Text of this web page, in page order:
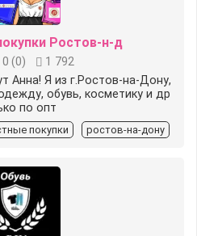
Ростов-н-д
0 (0)
1 792
Анна! Я из г.Ростов-на-Дону,
обувь, косметику и др
по опт
покупки ростов-на-дону